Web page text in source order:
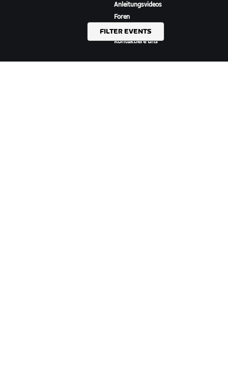
FILTER EVENTS
Anleitungsvideos
Foren
Systemstatus
Kontaktiere uns